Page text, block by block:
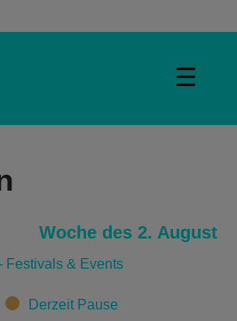
☰
Woche des 2. August
Festivals & Events
Derzeit Pause